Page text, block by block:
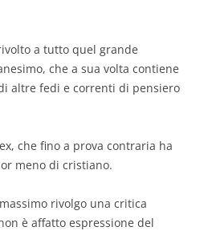
a tutto quel grande
che a sua volta contiene
altre fedi e correnti di pensiero
che fino a prova contraria ha
meno di cristiano.
rivolgo una critica
è affatto espressione del